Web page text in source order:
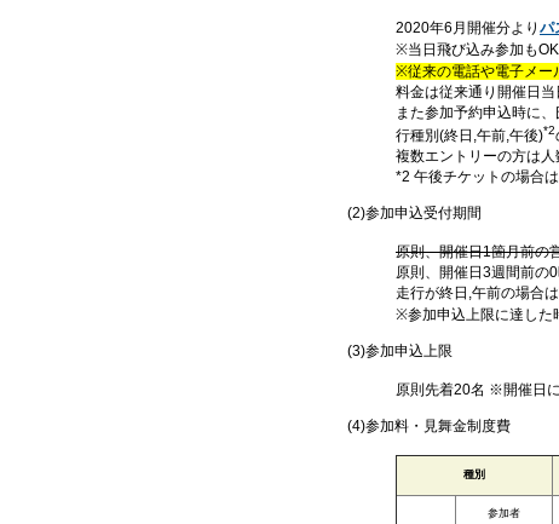
2020年6月開催分より パ
※当日飛び込み参加も
※従来の電話や電子メー
料金は従来通り開催日
また参加予約申込時に
行種別(終日,午前,午後)*2
複数エントリーの方は
*2 午後チケットの場合
(2)参加申込受付期間
原則、開催日1箇月前の
原則、開催日3週間前の
走行が終日,午前の場合
※参加申込上限に達した
(3)参加申込上限
原則先着20名 ※開催日
(4)参加料・見舞金制度費
種別
参加者